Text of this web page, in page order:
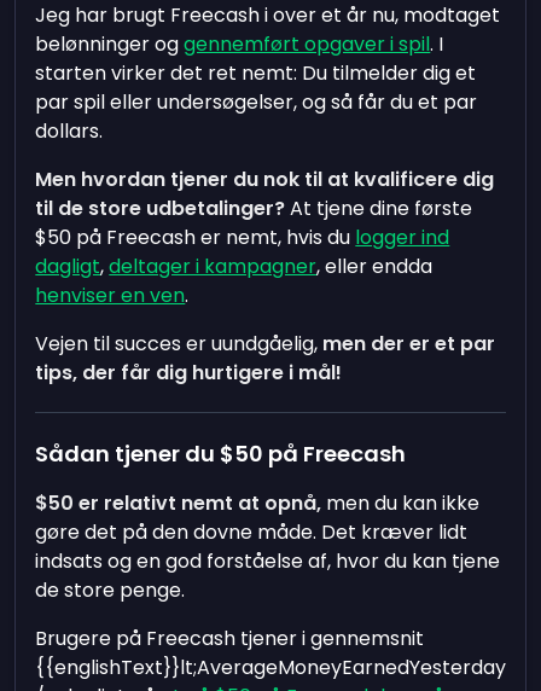
Jeg har brugt Freecash i over et år nu, modtaget
belønninger oggennemført opgaver i spil. I
starten virker det ret nemt: Du tilmelder dig et
par spil eller undersøgelser, og så får du et par
dollars.
Men hvordan tjener du nok til at kvalificere dig
til de store udbetalinger?At tjene dine første
$50 på Freecash er nemt, hvis du logger ind
dagligt,deltager i kampagner, eller endda
henviser en ven.
Vejen til succes er uundgåelig, men der er et par
tips, der får dig hurtigere i mål!
Sådan tjener du $50 på Freecash
$50 er relativt nemt at opnå, men du kan ikke
gøre det på den dovne måde. Det kræver lidt
indsats og en god forståelse af, hvor du kan tjene
de store penge.
Brugere på Freecash tjener i gennemsnit
{{englishText}}lt;AverageMoneyEarnedYesterday